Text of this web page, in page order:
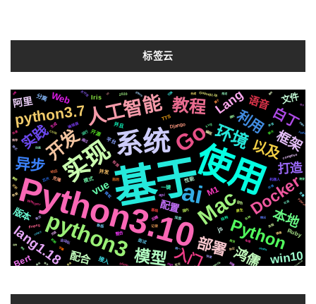
标签云
基于使用
Python3.10
系统
ai
实现 Go
python3
Mac
人工智能
开发 环境
教程
Python
Docker
模型 部署
python3.7
异步
以及
利用
实践
入门
框架
lang1.18
本地
白丁
鸿儒
打造
Lang
win10
配合
语音
vue
阿里
配置
版本
Web 文件
Bert
M1
js
Iris
接入
Ruby
分离
Django
平台
一键
性能
并发
模式
开源
并且
TTS
整合
克隆
面试
api
前后
检测
编辑器
基础
2020
微软
国内
后端
机器人
Whisper
深度
记录
编程
通过
新版
svg
Golang1.18
生成
结构
运行
自动化
音色
响应
ffmpeg
compose
原生
芯片
各种
存储
Silicon
遇到
统一
CSS3
github 切换
动画
爬虫
属于
情况
协议
io
聊天
合成
页面
https
Pytorch
MacOs
支付宝
简历
快速
布局
识别
集群
流程
可用
声音
机制
社交
数据
centos
推送
需要
格式
字幕
变量
推荐
celery
场景
阻塞
镜像
Apple
函数
设计
更换
关键字
图标
插件
调用
模拟
谷歌
MetaMask